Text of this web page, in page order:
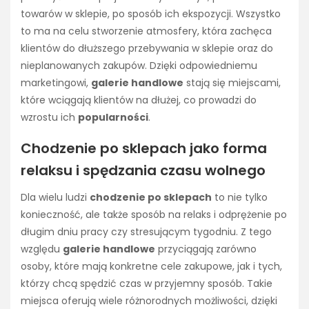
towarów w sklepie, po sposób ich ekspozycji. Wszystko
to ma na celu stworzenie atmosfery, która zachęca
klientów do dłuższego przebywania w sklepie oraz do
nieplanowanych zakupów. Dzięki odpowiedniemu
marketingowi, galerie handlowe stają się miejscami,
które wciągają klientów na dłużej, co prowadzi do
wzrostu ich popularności.
Chodzenie po sklepach jako forma
relaksu i spędzania czasu wolnego
Dla wielu ludzi chodzenie po sklepach to nie tylko
konieczność, ale także sposób na relaks i odprężenie po
długim dniu pracy czy stresującym tygodniu. Z tego
względu galerie handlowe przyciągają zarówno
osoby, które mają konkretne cele zakupowe, jak i tych,
którzy chcą spędzić czas w przyjemny sposób. Takie
miejsca oferują wiele różnorodnych możliwości, dzięki